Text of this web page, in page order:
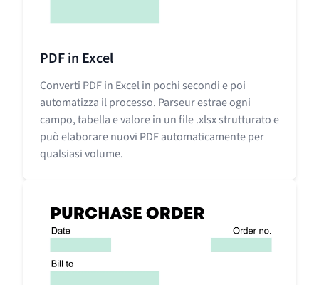
PDF in Excel
Converti PDF in Excel in pochi secondi e poi
automatizza il processo. Parseur estrae ogni
campo, tabella e valore in un file .xlsx strutturato e
può elaborare nuovi PDF automaticamente per
qualsiasi volume.